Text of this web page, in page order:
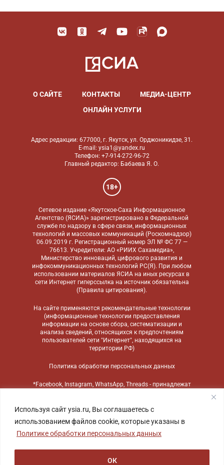
Используя сайт ysia.ru, Вы соглашаетесь с
использованием файлов cookie, которые указаны в
Политике обработки персональных данных
ОК
О САЙТЕ КОНТАКТЫ
МЕДИА-ЦЕНТР
ОНЛАЙН УСЛУГИ
Адрес редакции: 677000, г. Якутск, ул. Орджоникидзе, 31.
E-mail: ysia1@yandex.ru
Телефон: +7-914-272-96-72
Главный редактор: Бабаева Я. О.
18+
Сетевое издание «Якутское-Саха Информационное
Агентство (ЯСИА)» зарегистрировано в Федеральной
службе по надзору в сфере связи, информационных
технологий и массовых коммуникаций (Роскомнадзор)
06.09.2019 г. Регистрационный номер ЭЛ № ФС 77 —
76613. Учредители: АО «РИИХ Сахамедиа»,
Министерство инноваций, цифрового развития и
инфокоммуникационных технологий РС(Я). При любом
использовании материалов ЯСИА на иных ресурсах в
сети Интернет гиперссылка на источник обязательна
(Правила цитирования).
На сайте применяются рекомендательные технологии
(информационные технологии предоставления
информации на основе сбора, систематизации и
анализа сведений, относящихся к предпочтениям
пользователей сети "Интернет", находящихся на
территории РФ)
Политика обработки персональных данных
*Facebook, Instagram, WhatsApp, Threads - принадлежат